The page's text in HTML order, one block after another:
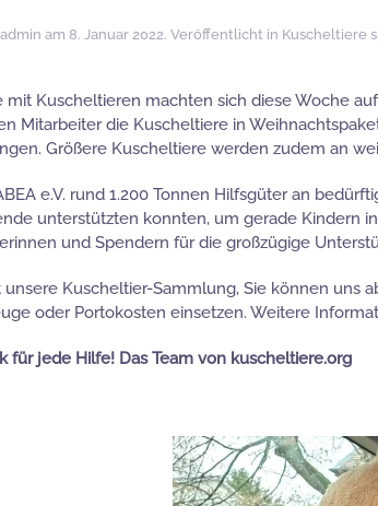
admin am 8. Januar 2022. Veröffentlicht in Kuscheltiere
mit Kuscheltieren machten sich diese Woche
Mitarbeiter die Kuscheltiere in
Größere Kuscheltiere werden zudem an
e.V. rund 1.200 Tonnen Hilfsgüter an
unterstützten konnten, um gerade Kindern
und Spendern für die großzügige
Kuscheltier-Sammlung, Sie können uns
oder Portokosten einsetzen. Weitere
für jede Hilfe! Das Team von kuscheltiere.org